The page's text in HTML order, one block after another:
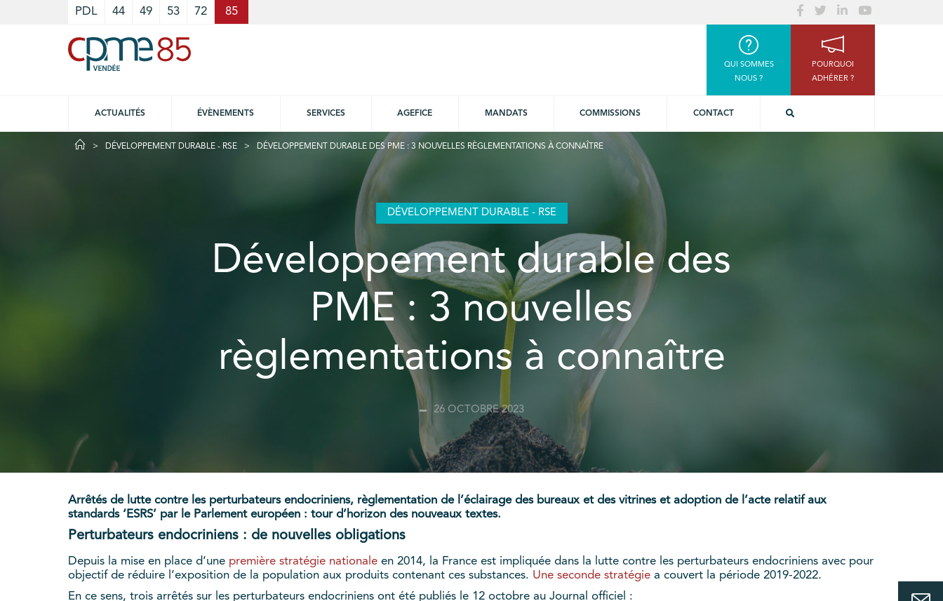
PDL 44 49 53 72 85
QUI SOMMES
NOUS ?
POURQUOI
ADHÉRER ?
ACTUALITÉS ÉVÈNEMENTS SERVICES AGEFICE MANDATS COMMISSIONS CONTACT
DÉVELOPPEMENT DURABLE - RSE DÉVELOPPEMENT DURABLE DES PME : 3 NOUVELLES RÈGLEMENTATIONS À CONNAÎTRE
DÉVELOPPEMENT DURABLE - RSE
Développement durable des
PME : 3 nouvelles
règlementations à connaître
26 OCTOBRE 2023
Arrêtés de lutte contre les perturbateurs endocriniens, règlementation de l’éclairage des bureaux et des vitrines et adoption de l’acte relatif aux
standards ‘ESRS’ par le Parlement européen : tour d’horizon des nouveaux textes.
Perturbateurs endocriniens : de nouvelles obligations
Depuis la mise en place d’une première stratégie nationale en 2014, la France est impliquée dans la lutte contre les perturbateurs endocriniens avec pour
objectif de réduire l’exposition de la population aux produits contenant ces substances. Une seconde stratégie a couvert la période 2019-2022.
En ce sens, trois arrêtés sur les perturbateurs endocriniens ont été publiés le 12 octobre au Journal officiel :
Cookies management panel